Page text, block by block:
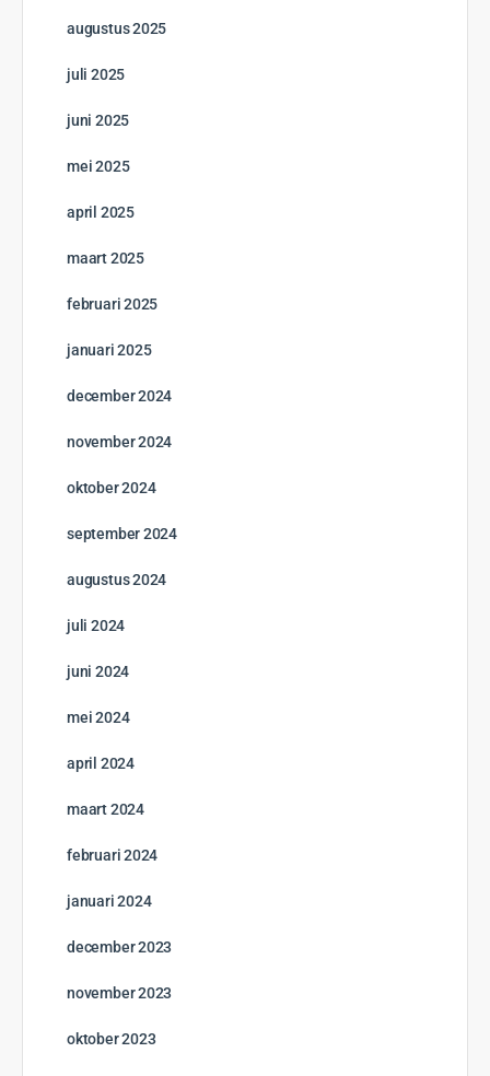
augustus 2025
juli 2025
juni 2025
mei 2025
april 2025
maart 2025
februari 2025
januari 2025
december 2024
november 2024
oktober 2024
september 2024
augustus 2024
juli 2024
juni 2024
mei 2024
april 2024
maart 2024
februari 2024
januari 2024
december 2023
november 2023
oktober 2023